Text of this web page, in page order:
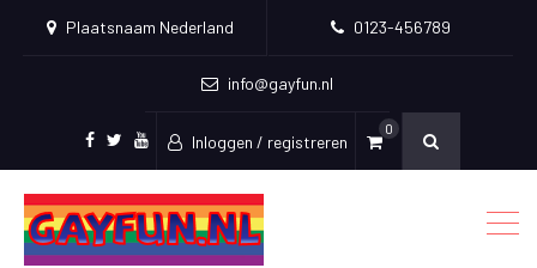
Plaatsnaam Nederland 0123-456789
info@gayfun.nl
Facebook
TwitterYoutube
Inloggen / registreren
0